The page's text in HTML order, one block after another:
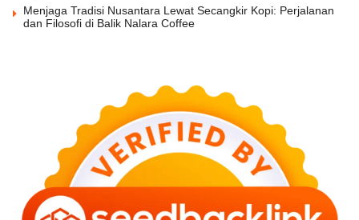
Menjaga Tradisi Nusantara Lewat Secangkir Kopi: Perjalanan
dan Filosofi di Balik Nalara Coffee